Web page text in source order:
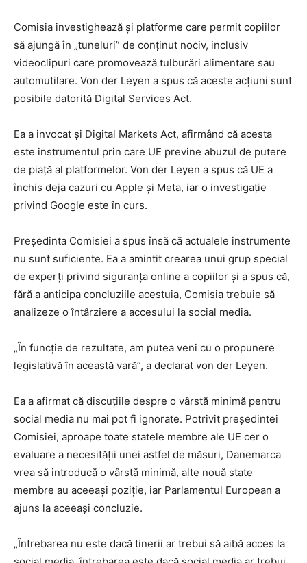
Comisia investighează și platforme care permit copiilor
să ajungă în „tuneluri” de conținut nociv, inclusiv
videoclipuri care promovează tulburări alimentare sau
automutilare. Von der Leyen a spus că aceste acțiuni sunt
posibile datorită Digital Services Act.
Ea a invocat și Digital Markets Act, afirmând că acesta
este instrumentul prin care UE previne abuzul de putere
de piață al platformelor. Von der Leyen a spus că UE a
închis deja cazuri cu Apple și Meta, iar o investigație
privind Google este în curs.
Președinta Comisiei a spus însă că actualele instrumente
nu sunt suficiente. Ea a amintit crearea unui grup special
de experți privind siguranța online a copiilor și a spus că,
fără a anticipa concluziile acestuia, Comisia trebuie să
analizeze o întârziere a accesului la social media.
„În funcție de rezultate, am putea veni cu o propunere
legislativă în această vară”, a declarat von der Leyen.
Ea a afirmat că discuțiile despre o vârstă minimă pentru
social media nu mai pot fi ignorate. Potrivit președintei
Comisiei, aproape toate statele membre ale UE cer o
evaluare a necesității unei astfel de măsuri, Danemarca
vrea să introducă o vârstă minimă, alte nouă state
membre au aceeași poziție, iar Parlamentul European a
ajuns la aceeași concluzie.
„Întrebarea nu este dacă tinerii ar trebui să aibă acces la